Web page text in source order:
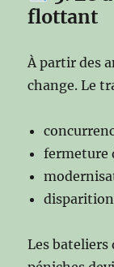
flottant
À partir des
change. Le
fermeture
Les bateliers